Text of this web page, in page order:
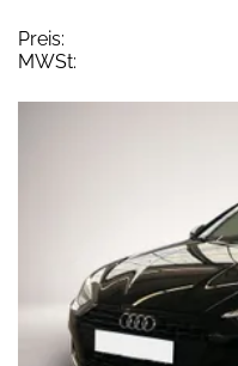
Preis:
MWSt: